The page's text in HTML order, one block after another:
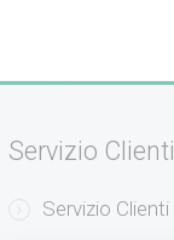
Servizio Clienti
Servizio Clienti